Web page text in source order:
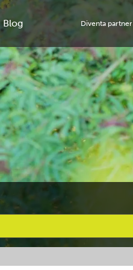
Blog Diventa partner